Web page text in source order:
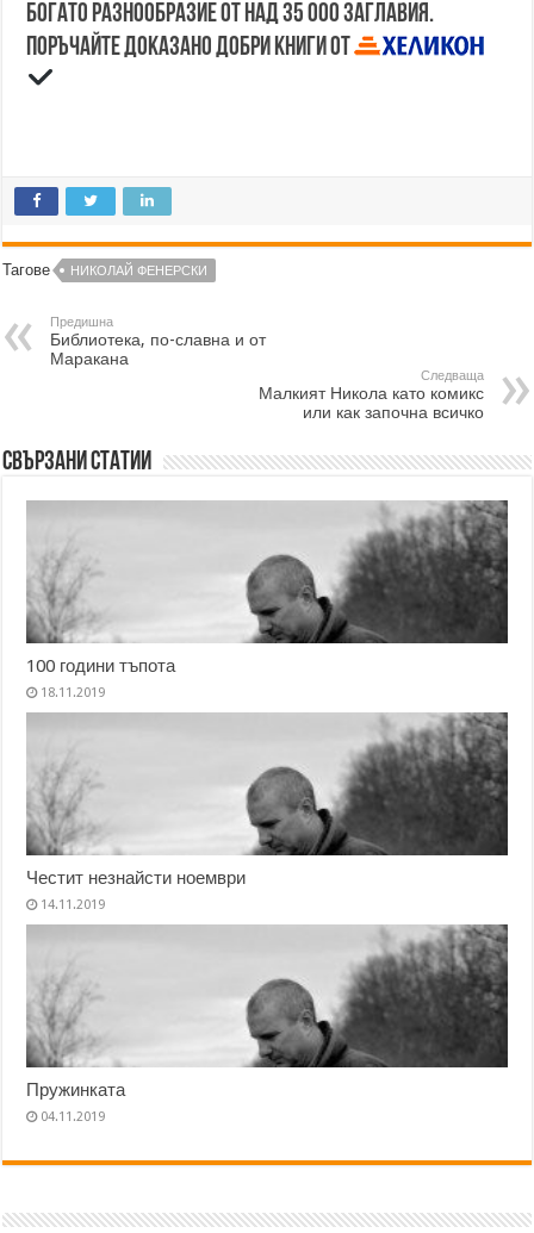
Богато разнообразие от над 35 000 заглавия.
Поръчайте доказано добри книги от
Тагове НИКОЛАЙ ФЕНЕРСКИ
Предишна
Библиотека, по-славна и от
Маракана
Следваща
Малкият Никола като комикс
или как започна всичко
Свързани статии
100 години тъпота
18.11.2019
Честит незнайсти ноември
14.11.2019
Пружинката
04.11.2019